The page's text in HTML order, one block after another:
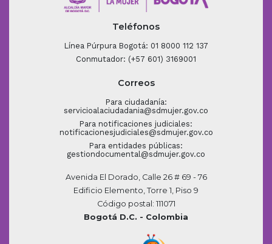
Teléfonos
Línea Púrpura Bogotá: 01 8000 112 137
Conmutador: (+57 601) 3169001
Correos
Para ciudadanía:
servicioalaciudadania@sdmujer.gov.co
Para notificaciones judiciales:
notificacionesjudiciales@sdmujer.gov.co
Para entidades públicas:
gestiondocumental@sdmujer.gov.co
Avenida El Dorado, Calle 26 # 69 - 76
Edificio Elemento, Torre 1, Piso 9
Código postal: 111071
Bogotá D.C. - Colombia